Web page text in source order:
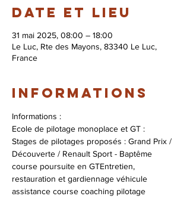
Date et lieu
31 mai 2025, 08:00 – 18:00
Le Luc, Rte des Mayons, 83340 Le Luc,
France
Informations
Informations :
Ecole de pilotage monoplace et GT :
Stages de pilotages proposés : Grand Prix /
Découverte / Renault Sport - Baptême
course poursuite en GTEntretien,
restauration et gardiennage véhicule
assistance course coaching pilotage